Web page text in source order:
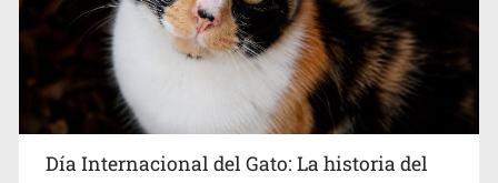
Día Internacional del Gato: La historia del